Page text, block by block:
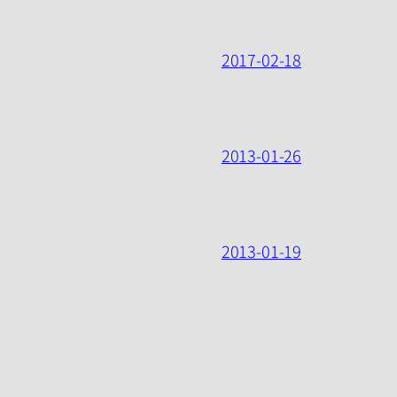
2017-02-18
2013-01-26
2013-01-19